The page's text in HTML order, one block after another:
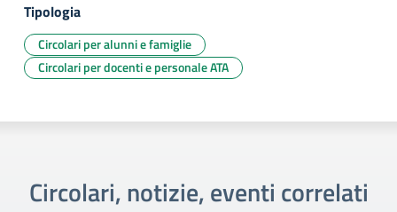
Tipologia
Circolari per alunni e famiglie
Circolari per docenti e personale ATA
Circolari, notizie, eventi correlati